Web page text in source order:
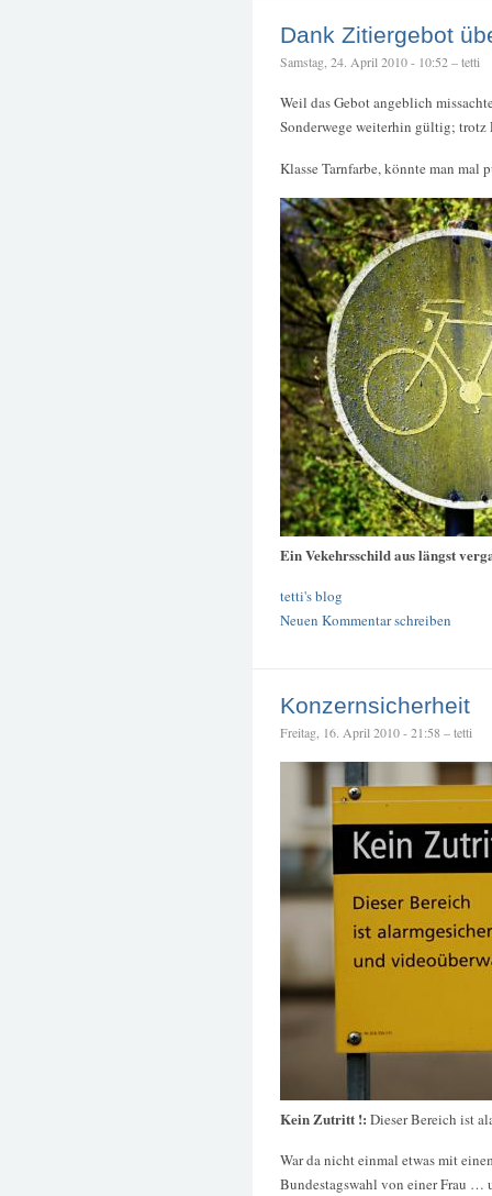
Dank Zitiergebot
Samstag, 24. April 2010 - 10:52 – tetti
Weil das Gebot angeblich
Sonderwege weiterhin gültig; trotz
Klasse Tarnfarbe, könnte man mal
Ein Vekehrsschild aus längst
tetti's blog
Neuen Kommentar schreiben
Konzernsicherheit
Freitag, 16. April 2010 - 21:58 – tetti
Kein Zutritt !: Dieser Bereich ist
War da nicht einmal etwas mit
Bundestagswahl von einer Frau …